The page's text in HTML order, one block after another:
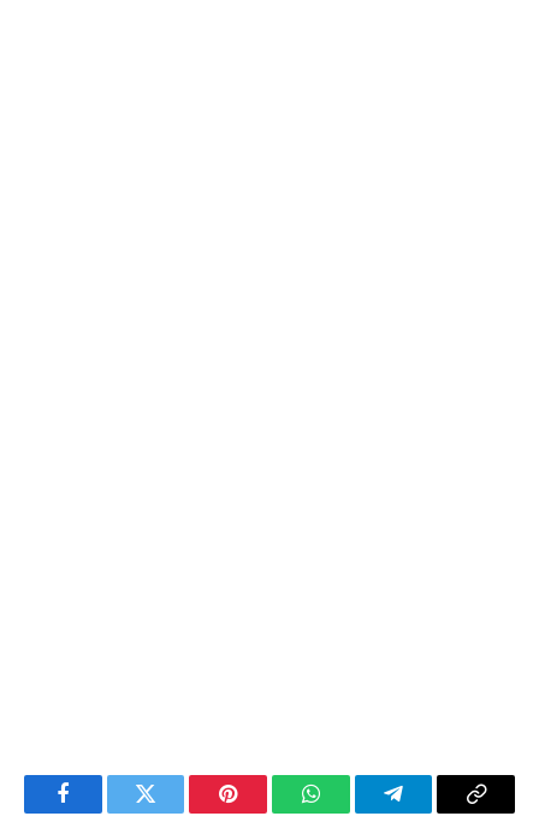
FacebookTwitter Pinterest WhatsAppTelegramCopy